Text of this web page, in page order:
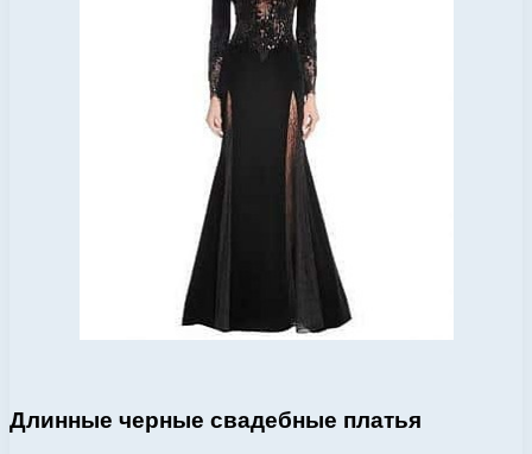
Длинные черные свадебные платья